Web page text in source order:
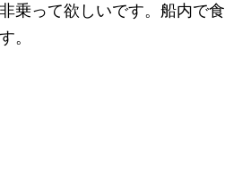
乗って欲しいです。船内で食
。